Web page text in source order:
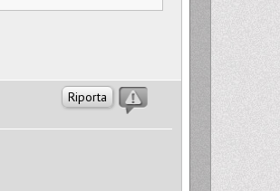
Riporta